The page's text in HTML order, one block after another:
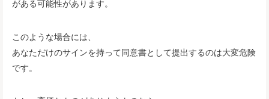
がある可能性があります。
このような場合には、
あなただけのサインを持って同意書として提出するのは大変危険
です。